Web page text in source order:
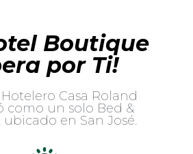
Boutique
por Ti!
Casa Roland
como un solo Bed &
ubicado en San José.